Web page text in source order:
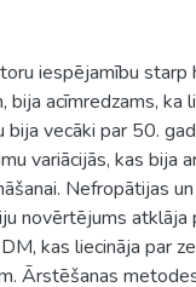
iespējamību starp
bija acīmredzams, ka
bija vecāki par 50.
variācijās, kas bija
Nefropātijas
novērtējums atklāja
kas liecināja par
Ārstēšanas